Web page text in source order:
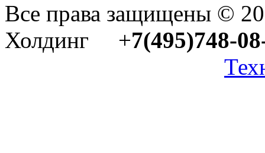
Все права защищены ©
Холдинг +7(495)748-